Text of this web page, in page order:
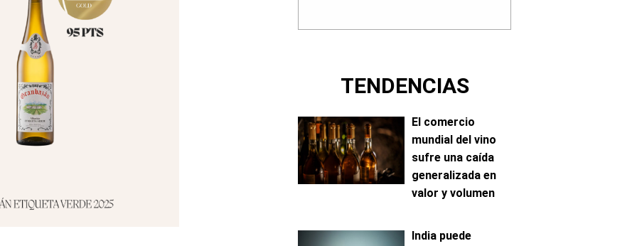
TENDENCIAS
El comercio
mundial del vino
sufre una caída
generalizada en
valor y volumen
India puede